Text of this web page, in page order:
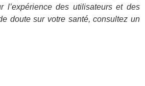
l’expérience des utilisateurs et des
doute sur votre santé, consultez un